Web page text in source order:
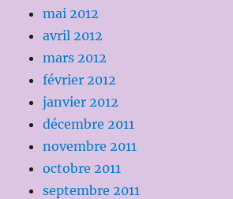
mai 2012
avril 2012
mars 2012
février 2012
janvier 2012
décembre 2011
novembre 2011
octobre 2011
septembre 2011